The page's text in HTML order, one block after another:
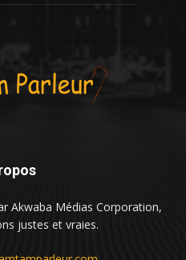
Akwaba Médias Corporation,
justes et vraies.